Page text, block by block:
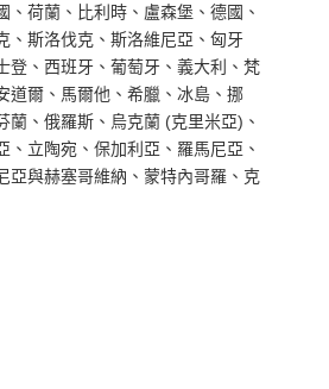
、荷蘭、比利時、盧森堡、德國、
、斯洛伐克、斯洛維尼亞、匈牙
登、西班牙、葡萄牙、義大利、梵
道爾、馬爾他、希臘、冰島、挪
蘭、俄羅斯、烏克蘭 (克里米亞)、
、立陶宛、保加利亞、羅馬尼亞、
亞與赫塞哥維納、蒙特內哥羅、克